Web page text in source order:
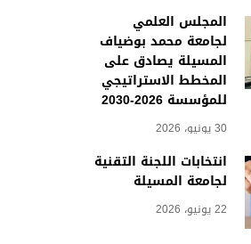
المجلس العلمي
لجامعة محمد بوضياف
المسيلة يصادق على
المخطط الاستراتيجي
للمؤسسة 2026-2030
30 يونيو، 2026
انتخابات اللجنة التقنية
لجامعة المسيلة
22 يونيو، 2026